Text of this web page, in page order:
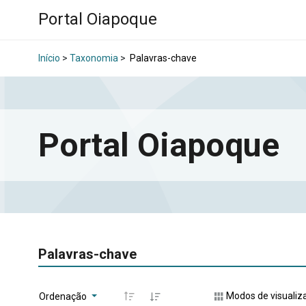
Portal Oiapoque
Início > Taxonomia > Palavras-chave
Portal Oiapoque
Palavras-chave
Ordenação Modos de